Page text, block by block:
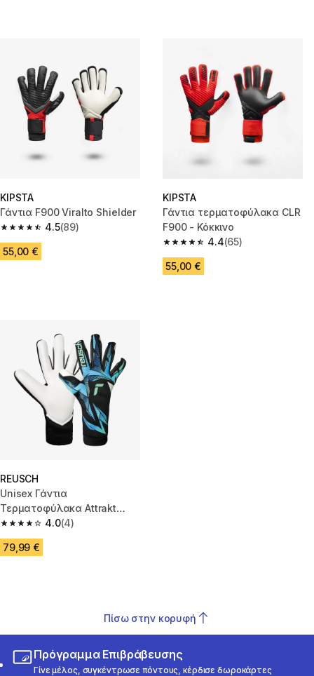
KIPSTA
Γάντια F900 Viralto Shielder
4.5
4.5 out of 5 stars from 89 reviews
(89)
55,00 €
KIPSTA
Γάντια τερματοφύλακα CLR
F900 - Κόκκινο
4.4
4.4 out of 5 stars from 65
(65)
55,00 €
REUSCH
Unisex Γάντια
Τερματοφύλακα Attrakt
Re:Grip - Μαύρα/Πολύχρωμα
4.0
4.0 out of 5 stars from 4 reviews
(4)
79,99 €
Πίσω στην κορυφή
Πρόγραμμα Επιβράβευσης
Γίνε μέλος, συγκέντρωσε πόντους, κέρδισε δωροκάρτες